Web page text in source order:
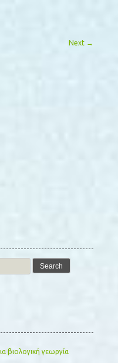
Next →
βιολογική γεωργία